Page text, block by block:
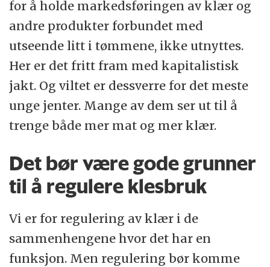
for å holde markedsføringen av klær og
andre produkter forbundet med
utseende litt i tømmene, ikke utnyttes.
Her er det fritt fram med kapitalistisk
jakt. Og viltet er dessverre for det meste
unge jenter. Mange av dem ser ut til å
trenge både mer mat og mer klær.
Det bør være gode grunner
til å regulere klesbruk
Vi er for regulering av klær i de
sammenhengene hvor det har en
funksjon. Men regulering bør komme